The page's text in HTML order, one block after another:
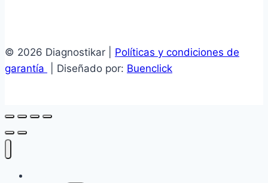
© 2026 Diagnostikar | Políticas y condiciones de
garantía
| Diseñado por: Buenclick